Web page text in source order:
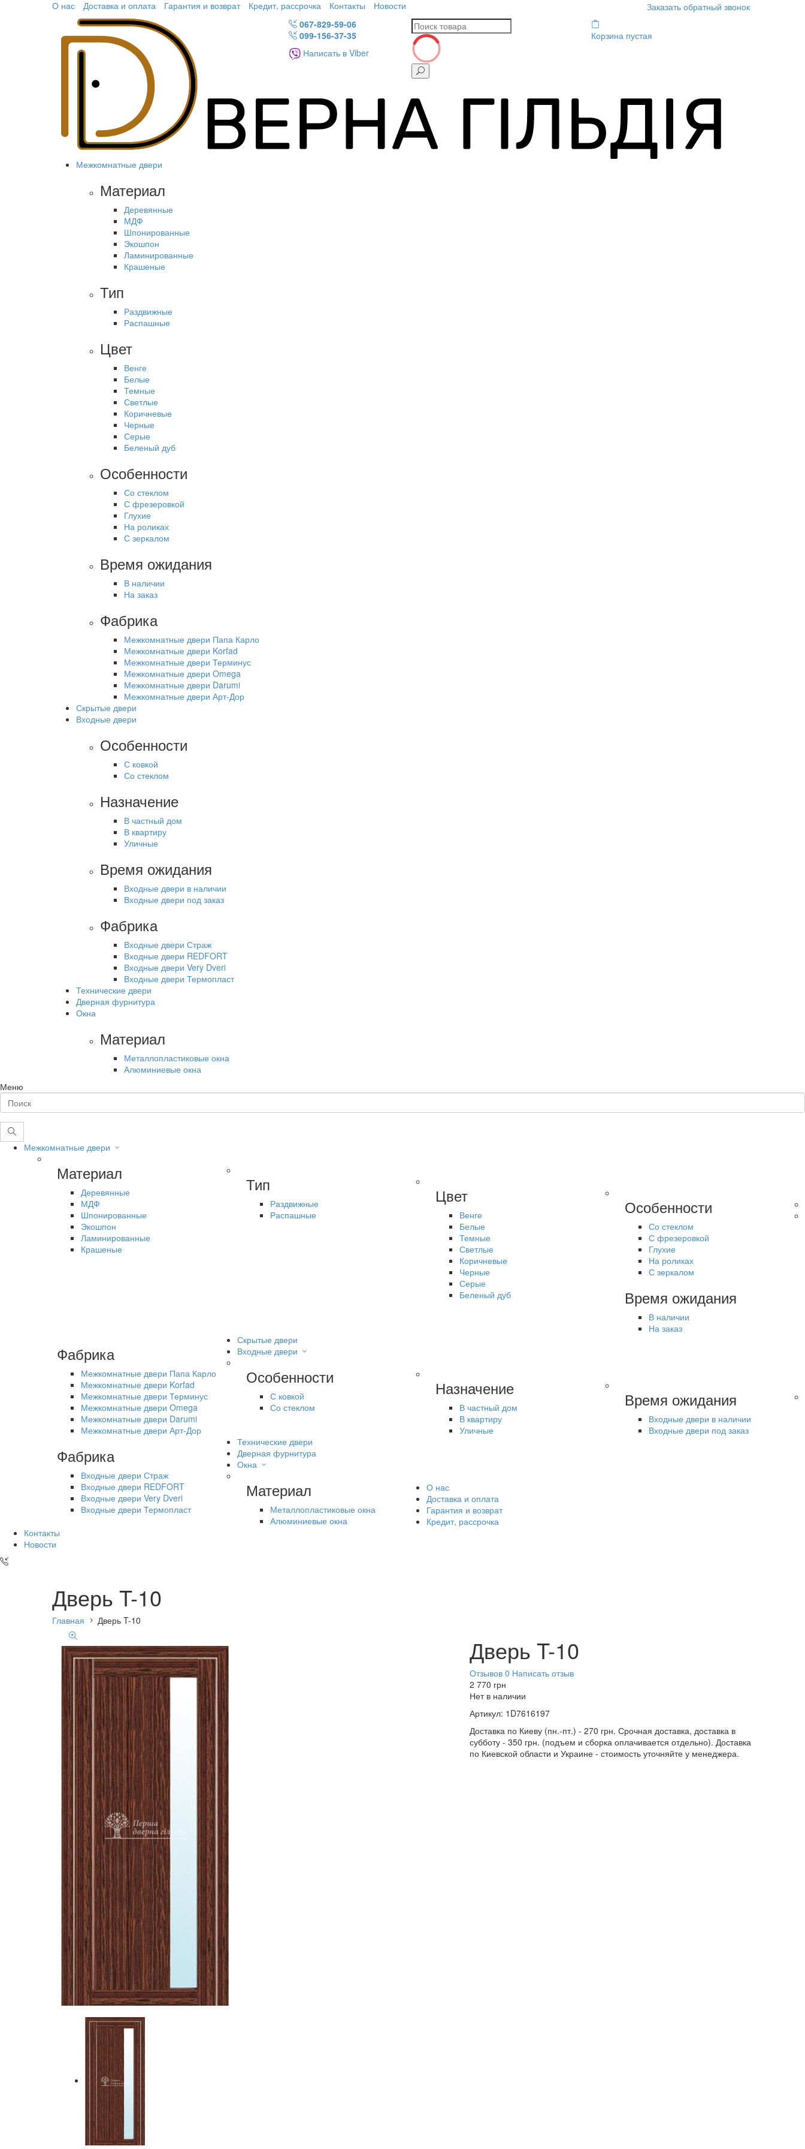
О нас Доставка и оплата Гарантия и возврат Кредит, рассрочка Контакты Новости
Заказать обратный звонок
067-829-59-06
099-156-37-35
Написать в Viber
Корзина пустая
Межкомнатные двери
Материал
Деревянные
МДФ
Шпонированные
Экошпон
Ламинированные
Крашеные
Тип
Раздвижные
Распашные
Цвет
Венге
Белые
Темные
Светлые
Коричневые
Черные
Серые
Беленый дуб
Особенности
Со стеклом
С фрезеровкой
Глухие
На роликах
С зеркалом
Время ожидания
В наличии
На заказ
Фабрика
Межкомнатные двери Папа Карло
Межкомнатные двери Korfad
Межкомнатные двери Терминус
Межкомнатные двери Omega
Межкомнатные двери Darumi
Межкомнатные двери Арт-Дор
Скрытые двери
Входные двери
Особенности
С ковкой
Со стеклом
Назначение
В частный дом
В квартиру
Уличные
Время ожидания
Входные двери в наличии
Входные двери под заказ
Фабрика
Входные двери Страж
Входные двери REDFORT
Входные двери Very Dveri
Входные двери Термопласт
Технические двери
Дверная фурнитура
Окна
Материал
Металлопластиковые окна
Алюминиевые окна
Меню
Межкомнатные двери
Материал
Деревянные
МДФ
Шпонированные
Экошпон
Ламинированные
Крашеные
Тип
Раздвижные
Распашные
Цвет
Венге
Белые
Темные
Светлые
Коричневые
Черные
Серые
Беленый дуб
Особенности
Со стеклом
С фрезеровкой
Глухие
На роликах
С зеркалом
Время ожидания
В наличии
На заказ
Фабрика
Межкомнатные двери Папа Карло
Межкомнатные двери Korfad
Межкомнатные двери Терминус
Межкомнатные двери Omega
Межкомнатные двери Darumi
Межкомнатные двери Арт-Дор
Скрытые двери
Входные двери
Особенности
С ковкой
Со стеклом
Назначение
В частный дом
В квартиру
Уличные
Время ожидания
Входные двери в наличии
Входные двери под заказ
Фабрика
Входные двери Страж
Входные двери REDFORT
Входные двери Very Dveri
Входные двери Термопласт
Технические двери
Дверная фурнитура
Окна
Материал
Металлопластиковые окна
Алюминиевые окна
О нас
Доставка и оплата
Гарантия и возврат
Кредит, рассрочка
Контакты
Новости
Дверь T-10
Главная Дверь T-10
Дверь T-10
Отзывов 0 Написать отзыв
2 770 грн
Нет в наличии
Артикул: 1D7616197
Доставка по Киеву (пн.-пт.) - 270 грн. Срочная доставка, доставка в
субботу - 350 грн. (подъем и сборка оплачивается отдельно). Доставка
по Киевской области и Украине - стоимость уточняйте у менеджера.